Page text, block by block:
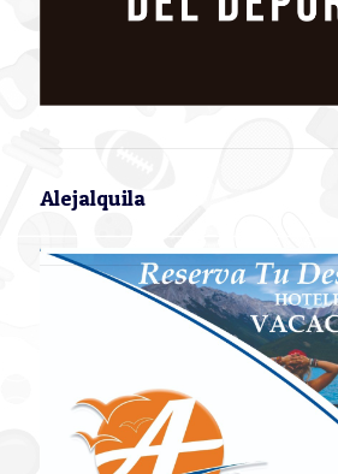
Alejalquila